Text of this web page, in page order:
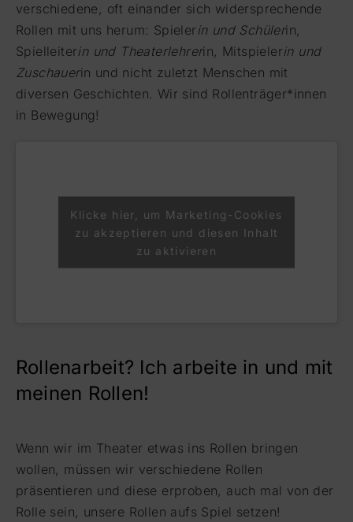
verschiedene, oft einander sich widersprechende
Rollen mit uns herum: Spielerin und Schülerin,
Spielleiterin und Theaterlehrerin, Mitspielerin und
Zuschauerin und nicht zuletzt Menschen mit
diversen Geschichten. Wir sind Rollenträger*innen
in Bewegung!
Klicke hier, um Marketing-Cookies
zu akzeptieren und diesen Inhalt
zu aktivieren
Rollenarbeit? Ich arbeite in und mit
meinen Rollen!
Wenn wir im Theater etwas ins Rollen bringen
wollen, müssen wir verschiedene Rollen
präsentieren und diese erproben, auch mal von der
Rolle sein, unsere Rollen aufs Spiel setzen!